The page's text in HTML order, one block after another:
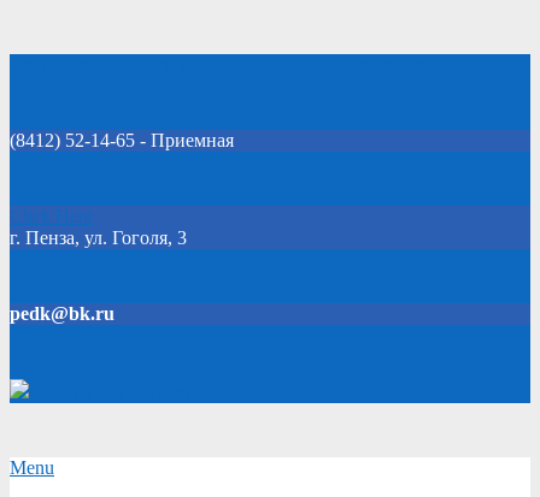
(8412) 52-14-65 - Приемная
Click Here
г. Пенза, ул. Гоголя, 3
pedk@bk.ru
Secondary
Menu